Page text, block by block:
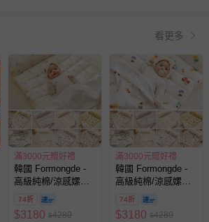
看更多
滿3000元贈好禮
韓國 Formongde -
高級純棉/涼感嫘縈
四季用5cm厚墊睡袋
組-溫柔動物花園
74折
$3180 $4280
滿3000元贈好禮
韓國 Formongde -
高級純棉/涼感嫘縈
四季用5cm厚墊睡袋
組-熊熊交通工具
74折
$3180 $4280